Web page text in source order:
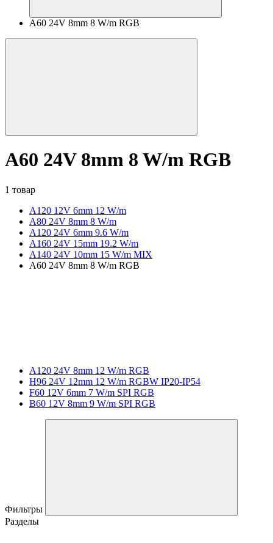
A60 24V 8mm 8 W/m RGB
A60 24V 8mm 8 W/m RGB
1 товар
A120 12V 6mm 12 W/m
А80 24V 8mm 8 W/m
A120 24V 6mm 9.6 W/m
A160 24V 15mm 19.2 W/m
A140 24V 10mm 15 W/m MIX
A60 24V 8mm 8 W/m RGB
A120 24V 8mm 12 W/m RGB
H96 24V 12mm 12 W/m RGBW IP20-IP54
F60 12V 6mm 7 W/m SPI RGB
B60 12V 8mm 9 W/m SPI RGB
Фильтры
Разделы